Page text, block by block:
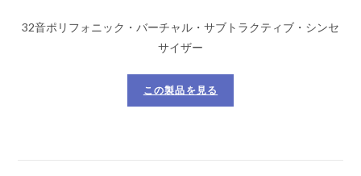
32音ポリフォニック・バーチャル・サブトラクティブ・シンセ
サイザー
この製品を見る